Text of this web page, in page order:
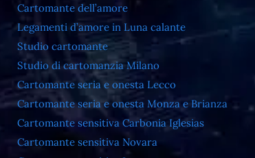
Cartomante dell’amore
Legamenti d’amore in Luna calante
Studio cartomante
Studio di cartomanzia Milano
Cartomante seria e onesta Lecco
Cartomante seria e onesta Monza e Brianza
Cartomante sensitiva Carbonia Iglesias
Cartomante sensitiva Novara